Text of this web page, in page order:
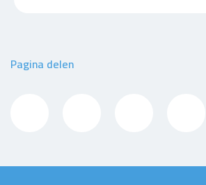
Pagina delen